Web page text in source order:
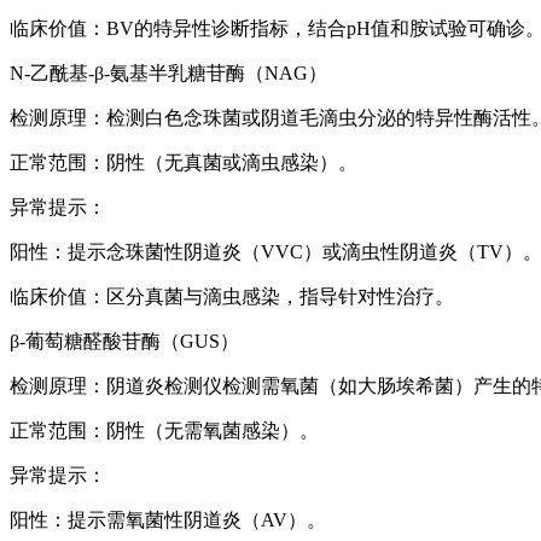
临床价值：BV的特异性诊断指标，结合pH值和胺试验可确诊。
N-乙酰基-β-氨基半乳糖苷酶（NAG）
检测原理：检测白色念珠菌或阴道毛滴虫分泌的特异性酶活性。
正常范围：阴性（无真菌或滴虫感染）。
异常提示：
阳性：提示念珠菌性阴道炎（VVC）或滴虫性阴道炎（TV）。
临床价值：区分真菌与滴虫感染，指导针对性治疗。
β-葡萄糖醛酸苷酶（GUS）
检测原理： 阴道炎检测仪检测需氧菌（如大肠埃希菌）产生的
正常范围：阴性（无需氧菌感染）。
异常提示：
阳性：提示需氧菌性阴道炎（AV）。